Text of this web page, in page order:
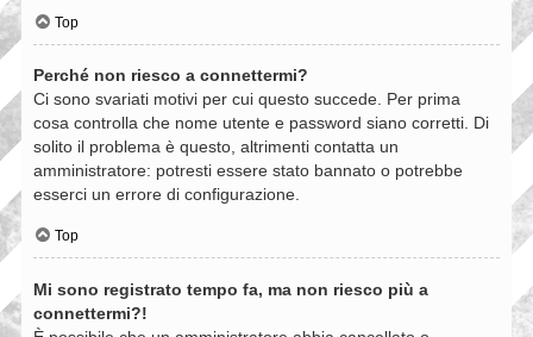
Top
Perché non riesco a connettermi?
Ci sono svariati motivi per cui questo succede. Per prima
cosa controlla che nome utente e password siano corretti. Di
solito il problema è questo, altrimenti contatta un
amministratore: potresti essere stato bannato o potrebbe
esserci un errore di configurazione.
Top
Mi sono registrato tempo fa, ma non riesco più a
connettermi?!